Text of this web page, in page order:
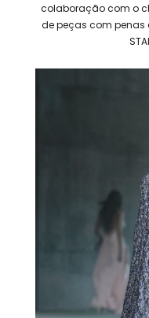
colaboração com o
de peças com penas